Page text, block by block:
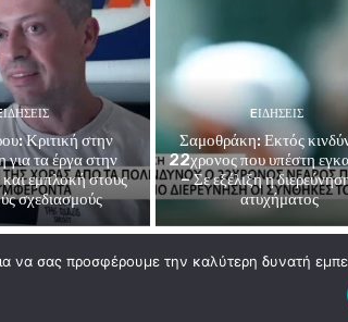
Κριτική στην
για τα έργα στην
εμπλοκή στους
σχεδιασμούς
EΙΔΗΣΕΙΣ
Σαμοθράκη: Εκτός
22χρονος που υπέστη
– Σε εξέλιξη η
ατυχήματος
να σας προσφέρουμε την καλύτερη δυνατή